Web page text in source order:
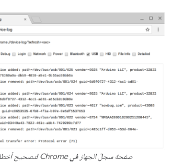
صفحة سجلّ الجهاز في Chrome لتصحيح أخطاء WebUSB API